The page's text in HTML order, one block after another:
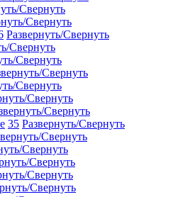
Свернуть
Свернуть
Развернуть/Свернуть
Свернуть
Свернуть
Свернуть
Свернуть
Свернуть
Свернуть
35 Развернуть/Свернуть
Свернуть
Свернуть
Свернуть
Свернуть
Свернуть